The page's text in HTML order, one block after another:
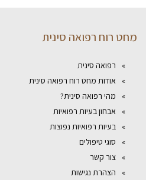
מחט רוח רפואה סינית
רפואה סינית
אודות מחט רוח רפואה סינית
מהי רפואה סינית?
אבחון בעיות רפואיות
בעיות רפואיות נפוצות
סוגי טיפולים
צור קשר
הצהרת נגישות